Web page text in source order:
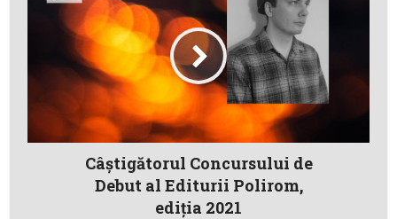
Câștigătorul Concursului de
Debut al Editurii Polirom,
ediția 2021